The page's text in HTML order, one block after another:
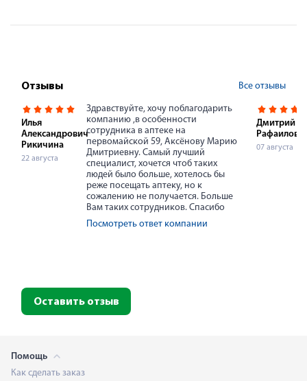
Отзывы Все отзывы
Илья
Александрович
Рикичина
22 августа
Здравствуйте, хочу поблагодарить
компанию ,в особенности
сотрудника в аптеке на
первомайской 59, Аксёнову Марию
Дмитриевну. Самый лучший
специалист, хочется чтоб таких
людей было больше, хотелось бы
реже посещать аптеку, но к
сожалению не получается. Больше
Вам таких сотрудников. Спасибо
Посмотреть ответ компании
Дмитрий
07 августа
Оставить отзыв
Помощь
Как сделать заказ